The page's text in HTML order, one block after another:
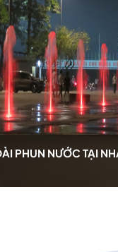
PHUN NƯỚC TẠI